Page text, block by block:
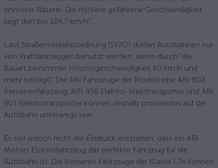
sinnloser Raserei. Die mittlere gefahrene Geschwindigkeit
liegt dort bei 124,7 km/h”.
Laut Straßenverkehrsordnung (StVO) dürfen Autobahnen nur
von Kraftfahrzeugen benutzt werden, deren durch “die
Bauart bestimmte Höchstgeschwindigkeit 60 km/h und
mehr beträgt". Die ARI Fahrzeuge der Modellreihe ARI 802
Personenfahrzeug, ARI 458 Elektro-Kleintransporter und ARI
901 Elektrotransporter können deshalb problemlos auf der
Autobahn unterwegs sein.
Es soll jedoch nicht der Eindruck entstehen, dass ein ARI
Motors Elektrofahrzeug das perfekte Fahrzeug für die
Autobahn ist. Die kleineren Fahrzeuge der Klasse L7e können